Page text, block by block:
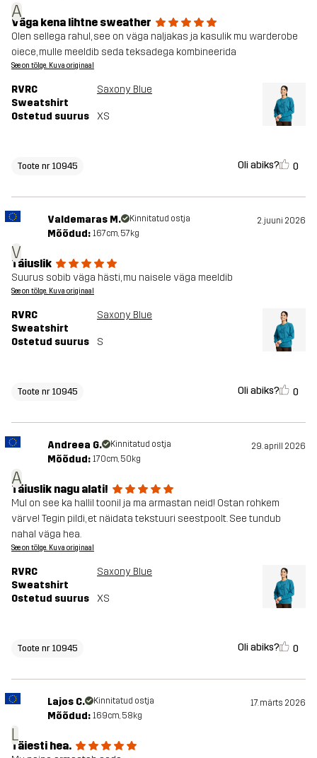
A
Väga kena lihtne sweather
Olen sellega rahul, see on väga naljakas ja kasulik mu warderobe
oiece, mulle meeldib seda teksadega kombineerida
See on tõlge. Kuva originaal
RVRC
Sweatshirt
Saxony Blue
Ostetud suurus XS
Toote nr 10945 Oli abiks? 0
V
Valdemaras M. Kinnitatud ostja 2. juuni 2026
Mõõdud: 167cm, 57kg
Täiuslik
Suurus sobib väga hästi, mu naisele väga meeldib
See on tõlge. Kuva originaal
RVRC
Sweatshirt
Saxony Blue
Ostetud suurus S
Toote nr 10945 Oli abiks? 0
A
Andreea G. Kinnitatud ostja 29. aprill 2026
Mõõdud: 170cm, 50kg
Täiuslik nagu alati!
Mul on see ka hallil toonil ja ma armastan neid! Ostan rohkem
värve! Tegin pildi, et näidata tekstuuri seestpoolt. See tundub
nahal väga hea.
See on tõlge. Kuva originaal
RVRC
Sweatshirt
Saxony Blue
Ostetud suurus XS
Toote nr 10945 Oli abiks? 0
L
Lajos C. Kinnitatud ostja 17. märts 2026
Mõõdud: 169cm, 58kg
Täiesti hea.